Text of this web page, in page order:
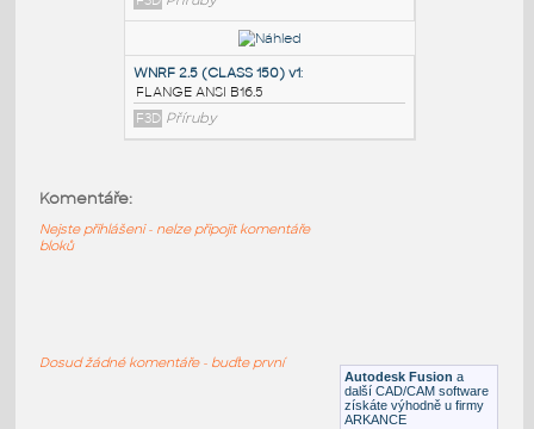
WNRF 5 (CLASS 150) v1
FLANGE ANSI B16.5
F3D Příruby
Příruby
Autodesk Fusion a
další CAD/CAM software
získáte výhodně u firmy
ARKANCE
Komentáře:
Nejste přihlášeni - nelze připojit komentáře
bloků
Dosud žádné komentáře - buďte první